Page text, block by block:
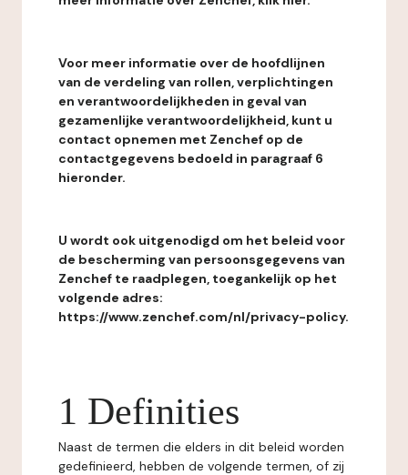
Voor meer informatie over de hoofdlijnen
van de verdeling van rollen, verplichtingen
en verantwoordelijkheden in geval van
gezamenlijke verantwoordelijkheid, kunt u
contact opnemen met Zenchef op de
contactgegevens bedoeld in paragraaf 6
hieronder.
U wordt ook uitgenodigd om het beleid voor
de bescherming van persoonsgegevens van
Zenchef te raadplegen, toegankelijk op het
volgende adres:
https://www.zenchef.com/nl/privacy-policy.
1 Definities
Naast de termen die elders in dit beleid worden
gedefinieerd, hebben de volgende termen, of zij